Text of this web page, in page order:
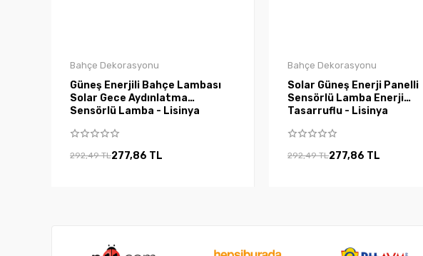
Bahçe Dekorasyonu
Güneş Enerjili Bahçe Lambası
Solar Gece Aydınlatma
Sensörlü Lamba - Lisinya
292,49 TL277,86 TL
Bahçe Dekorasyonu
Solar Güneş Enerji Panelli
Sensörlü Lamba Enerji
Tasarruflu - Lisinya
292,49 TL277,86 TL